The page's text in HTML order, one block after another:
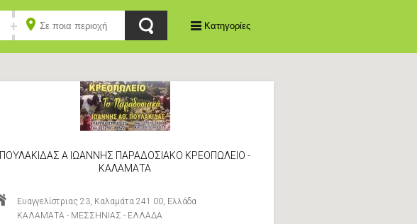
Κατηγορίες
ΠΟΥΛΑΚΙΔΑΣ Α ΙΩΑΝΝΗΣ ΠΑΡΑΔΟΣΙΑΚΟ ΚΡΕΟΠΩΛΕΙΟ -
ΚΑΛΑΜΑΤΑ
Ευαγγελίστριας 23, Καλαμάτα 241 00, Ελλάδα
ΚΑΛΑΜΑΤΑ - ΜΕΣΣΗΝΙΑΣ - ΕΛΛΑΔΑ